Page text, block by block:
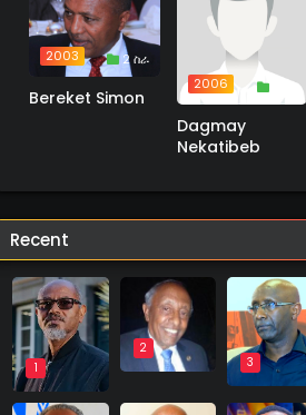
2003 2 ስራ
Bereket Simon
2006 1 ስራ
Dagmay
Nekatibeb
Recent
1
2
3